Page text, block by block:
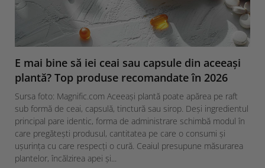
E mai bine să iei ceai sau capsule din aceeași
plantă? Top produse recomandate în 2026
Sursa foto: Magnific.com Aceeași plantă poate apărea pe raft
sub formă de ceai, capsulă, tinctură sau sirop. Deși ingredientul
principal pare identic, forma de administrare schimbă modul în
care pregătești produsul, cantitatea pe care o consumi și
ușurința cu care respecți o cură. Ceaiul presupune măsurarea
plantelor, încălzirea apei și...